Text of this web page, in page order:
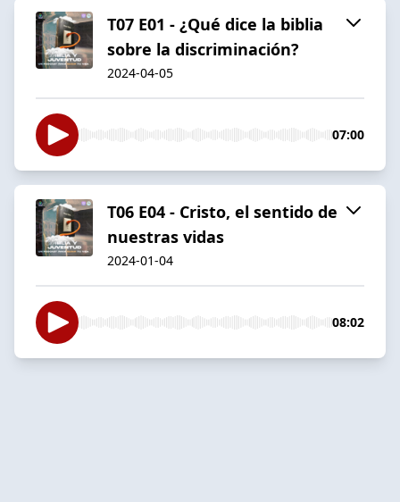
T07 E01 - ¿Qué dice la biblia
sobre la discriminación?
2024-04-05
07:00
T06 E04 - Cristo, el sentido de
nuestras vidas
2024-01-04
08:02